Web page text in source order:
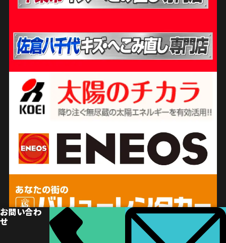
お問い合わ
せ